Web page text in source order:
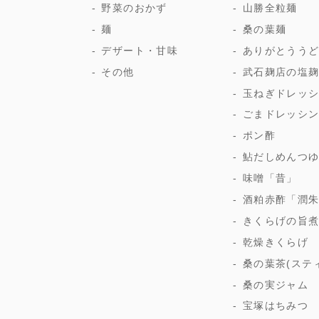
野菜のおかず
麺
デザート・甘味
その他
山勝全粒麺
桑の葉麺
ありがとうう
武石麹店の塩麹
玉ねぎドレッ
ごまドレッシ
ポン酢
鮎だしめんつゆ
味噌「昔」
酒粕赤酢「潤朱
きくらげの旨煮
乾燥きくらげ
桑の葉茶(ステ
桑の実ジャム
宝塚はちみつ